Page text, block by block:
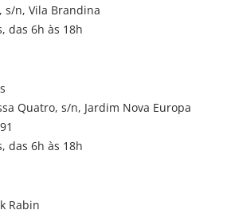
s/n, Vila Brandina
das 6h às 18h
Quatro, s/n, Jardim Nova Europa
das 6h às 18h
Rabin